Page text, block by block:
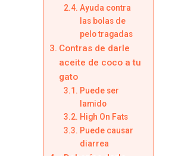
Ayuda contra
las bolas de
pelo tragadas
Contras de darle
aceite de coco a tu
gato
Puede ser
lamido
High On Fats
Puede causar
diarrea